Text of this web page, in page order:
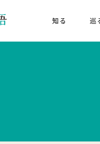
知る
桑都物語について
巡
八王子